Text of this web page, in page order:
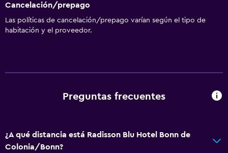
Extinguidor
Papeleras
Cancelación/prepago
Las políticas de cancelación/prepago varían según el tipo de
habitación y el proveedor.
Preguntas frecuentes
¿A qué distancia está Radisson Blu Hotel Bonn de
Colonia/Bonn?